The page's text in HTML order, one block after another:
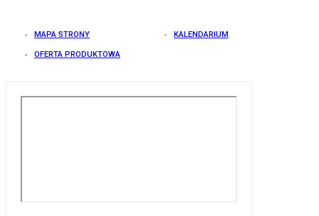
MAPA STRONY KALENDARIUM
OFERTA PRODUKTOWA